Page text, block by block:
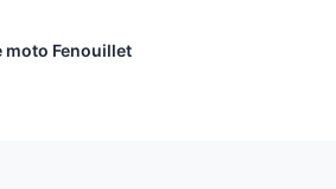
moto Fenouillet